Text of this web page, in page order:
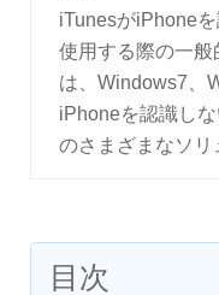
iTunesがiPhone
使用する際の一
は、Windows7、
iPhoneを認識し
のさまざまなソリ
目次